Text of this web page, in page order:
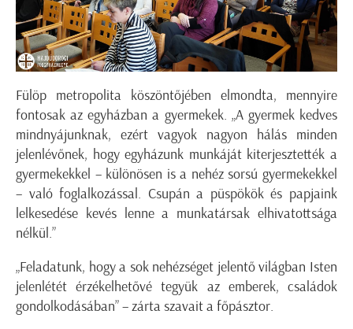
Fülöp metropolita köszöntőjében elmondta, mennyire
fontosak az egyházban a gyermekek. „A gyermek kedves
mindnyájunknak, ezért vagyok nagyon hálás minden
jelenlévőnek, hogy egyházunk munkáját kiterjesztették a
gyermekekkel – különösen is a nehéz sorsú gyermekekkel
– való foglalkozással. Csupán a püspökök és papjaink
lelkesedése kevés lenne a munkatársak elhivatottsága
nélkül.”
„Feladatunk, hogy a sok nehézséget jelentő világban Isten
jelenlétét érzékelhetővé tegyük az emberek, családok
gondolkodásában” – zárta szavait a főpásztor.